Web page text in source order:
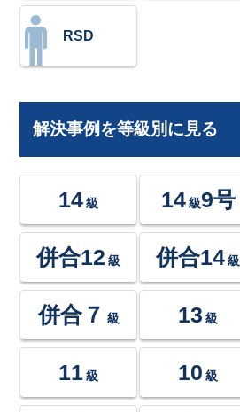
RSD
解決事例を等級別に見る
14 級 14級9号
併合12 級 併合14 級
併合７ 級 13 級
11 級 10 級